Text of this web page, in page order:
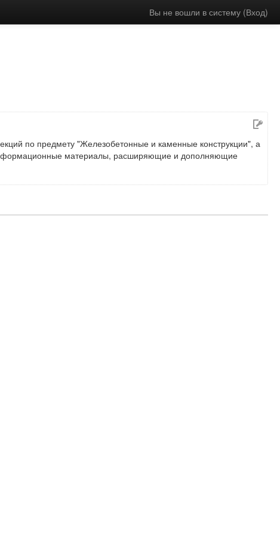
Вы не вошли в систему (Вход)
по предмету "Железобетонные и каменные конструкции", а
материалы, расширяющие и дополняющие